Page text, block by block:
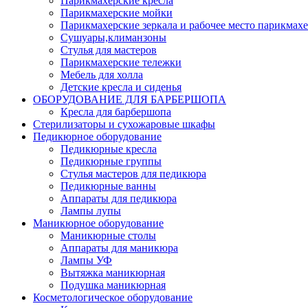
Парикмахерские мойки
Парикмахерские зеркала и рабочее место
Сушуары,климанзоны
Стулья для мастеров
Парикмахерские тележки
Мебель для холла
Детские кресла и сиденья
ОБОРУДОВАНИЕ ДЛЯ БАРБЕРШОПА
Кресла для барбершопа
Стерилизаторы и сухожаровые шкафы
Педикюрное оборудование
Педикюрные кресла
Педикюрные группы
Стулья мастеров для педикюра
Педикюрные ванны
Аппараты для педикюра
Лампы лупы
Маникюрное оборудование
Маникюрные столы
Аппараты для маникюра
Лампы УФ
Вытяжка маникюрная
Подушка маникюрная
Косметологическое оборудование